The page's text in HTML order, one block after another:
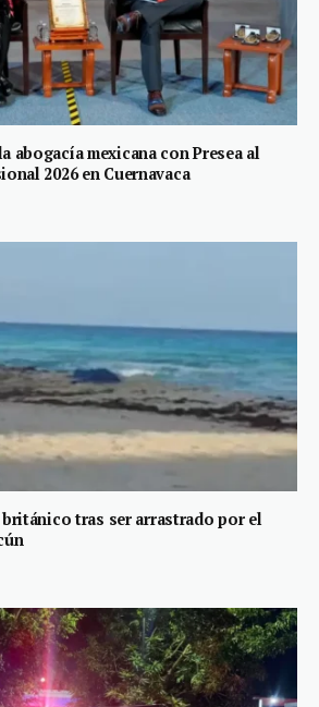
abogacía mexicana con Presea al
2026 en Cuernavaca
tras ser arrastrado por el